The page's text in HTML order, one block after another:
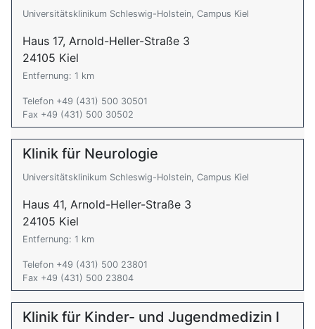
Universitätsklinikum Schleswig-Holstein, Campus Kiel
Haus 17, Arnold-Heller-Straße 3
24105 Kiel
Entfernung: 1 km
Telefon +49 (431) 500 30501
Fax +49 (431) 500 30502
Klinik für Neurologie
Universitätsklinikum Schleswig-Holstein, Campus Kiel
Haus 41, Arnold-Heller-Straße 3
24105 Kiel
Entfernung: 1 km
Telefon +49 (431) 500 23801
Fax +49 (431) 500 23804
Klinik für Kinder- und Jugendmedizin I